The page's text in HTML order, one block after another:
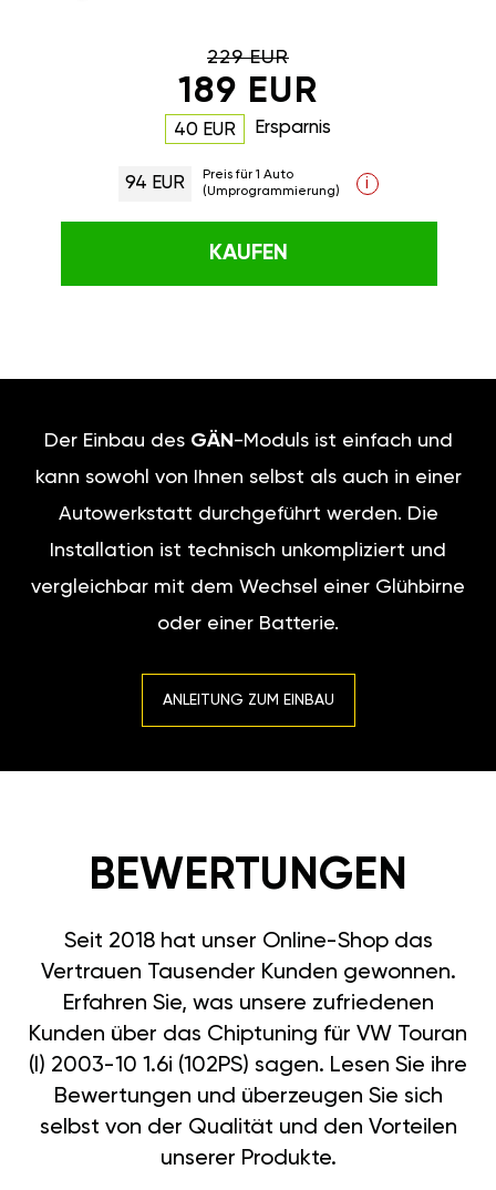
229 EUR
189 EUR
40 EUR Ersparnis
94 EUR
Preis für 1 Auto
(Umprogrammierung)
i
KAUFEN
Der Einbau des GÄN -Moduls ist einfach und
kann sowohl von Ihnen selbst als auch in einer
Autowerkstatt durchgeführt werden. Die
Installation ist technisch unkompliziert und
vergleichbar mit dem Wechsel einer Glühbirne
oder einer Batterie.
ANLEITUNG ZUM EINBAU
BEWERTUNGEN
Seit 2018 hat unser Online-Shop das
Vertrauen Tausender Kunden gewonnen.
Erfahren Sie, was unsere zufriedenen
Kunden über das Chiptuning für VW Touran
(I) 2003-10 1.6i (102PS) sagen. Lesen Sie ihre
Bewertungen und überzeugen Sie sich
selbst von der Qualität und den Vorteilen
unserer Produkte.